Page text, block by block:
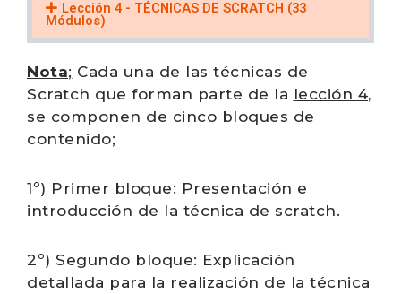
Lección 4 - TÉCNICAS DE SCRATCH (33
Módulos)
Nota; Cada una de las técnicas de
Scratch que forman parte de la lección 4,
se componen de cinco bloques de
contenido;
1º) Primer bloque: Presentación e
introducción de la técnica de scratch.
2º) Segundo bloque: Explicación
detallada para la realización de la técnica